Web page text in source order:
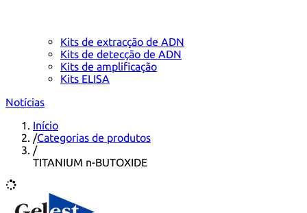
Kits de extracção de ADN
Kits de detecção de ADN
Kits de amplificação
Kits ELISA
Notícias
Início
/Categorias de produtos
/
TITANIUM n-BUTOXIDE